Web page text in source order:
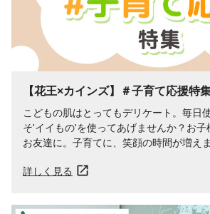
【花王×カインズ】＃子育て応援特
こどもの肌はとってもデリケート。毎日
そ'イイもの'を使ってあげませんか？お子
お友達に。子育てに、笑顔の時間が増え
詳しく見る